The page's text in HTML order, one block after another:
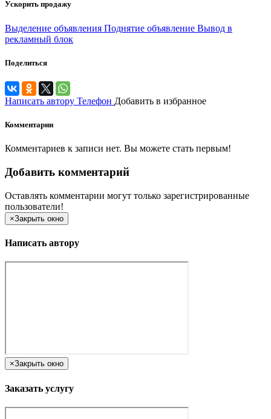
Ускорить продажу
Выделение объявления Поднятие объявление Вывод в
рекламный блок
Поделиться
Написать автору Телефон Добавить в избранное
Комментарии
Комментариев к записи нет. Вы можете стать первым!
Добавить комментарий
Оставлять комментарии могут только зарегистрированные
пользователи!
×Закрыть окно
Написать автору
×Закрыть окно
Заказать услугу